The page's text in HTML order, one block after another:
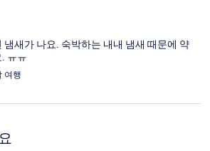
냄새가 나요. 숙박하는 내내 냄새 때문에 약
ㅠㅠ
여행